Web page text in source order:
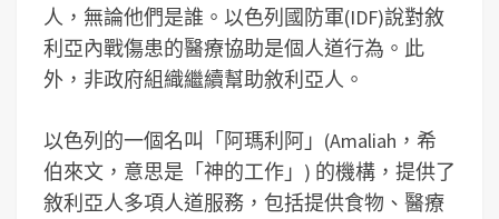
人，無論他們是誰。以色列國防軍(IDF)說對敘
利亞內戰傷患的醫療協助是個人道行為。此
外，非政府組織繼續幫助敘利亞人。
以色列的一個名叫「阿瑪利阿」(Amaliah，希
伯來文，意思是「神的工作」) 的機構，提供了
敘利亞人多項人道服務，包括提供食物、醫療